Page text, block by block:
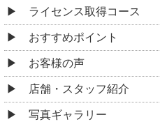
ライセンス取得コース
おすすめポイント
お客様の声
店舗・スタッフ紹介
写真ギャラリー